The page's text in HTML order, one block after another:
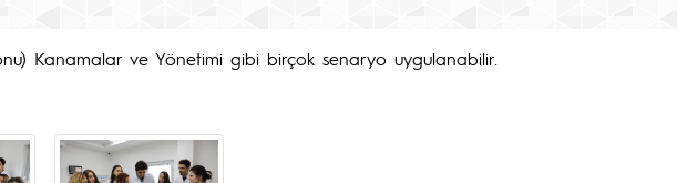
Kanamalar ve Yönetimi gibi birçok senaryo uygulanabilir.